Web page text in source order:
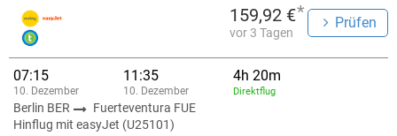
159,92 €*
vor 3 Tagen
Prüfen
07:15
10. Dezember
11:35
10. Dezember
4h 20m
Direktflug
Berlin BER
Fuerteventura FUE
Hinflug mit easyJet (U25101)